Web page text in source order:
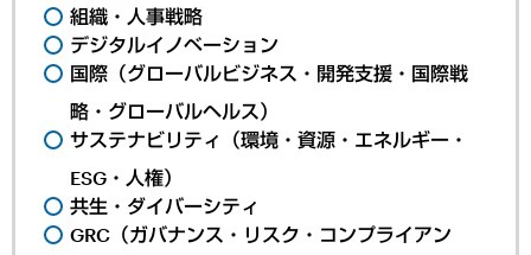
組織・人事戦略
デジタルイノベーション
国際（グローバルビジネス・開発支援・国際戦
略・グローバルヘルス）
サステナビリティ（環境・資源・エネルギー・
ESG・人権）
共生・ダイバーシティ
GRC（ガバナンス・リスク・コンプライアン